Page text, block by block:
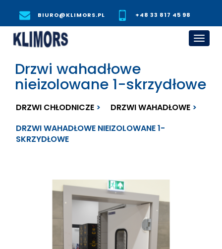
BIURO@KLIMORS.PL +48 33 817 45 98
Drzwi wahadłowe
nieizolowane 1-skrzydłowe
DRZWI CHŁODNICZE
DRZWI WAHADŁOWE
DRZWI WAHADŁOWE NIEIZOLOWANE 1-
SKRZYDŁOWE